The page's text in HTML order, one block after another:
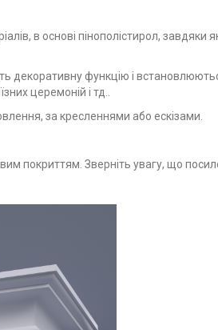
в основі пінополістирол, завдяки
функцію і
церемоній і тд..
за кресленнями або ескізами.
Зверніть увагу, що